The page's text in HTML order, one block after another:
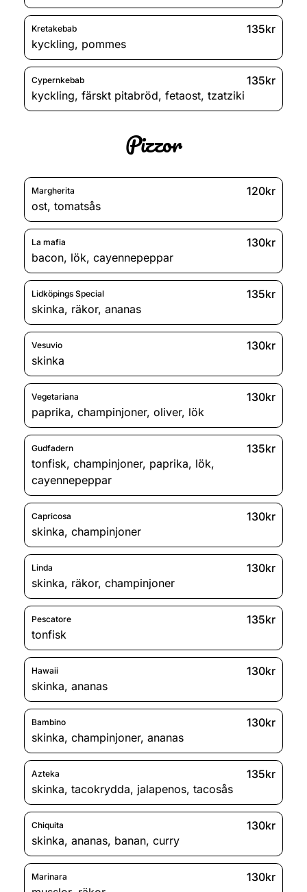
Kretakebab
135kr
kyckling, pommes
Cypernkebab
135kr
kyckling, färskt pitabröd, fetaost, tzatziki
Pizzor
Margherita
120kr
ost, tomatsås
La mafia
130kr
bacon, lök, cayennepeppar
Lidköpings Special
135kr
skinka, räkor, ananas
Vesuvio
130kr
skinka
Vegetariana
130kr
paprika, champinjoner, oliver, lök
Gudfadern
135kr
tonfisk, champinjoner, paprika, lök,
cayennepeppar
Capricosa
130kr
skinka, champinjoner
Linda
130kr
skinka, räkor, champinjoner
Pescatore
135kr
tonfisk
Hawaii
130kr
skinka, ananas
Bambino
130kr
skinka, champinjoner, ananas
Azteka
135kr
skinka, tacokrydda, jalapenos, tacosås
Chiquita
130kr
skinka, ananas, banan, curry
Marinara
130kr